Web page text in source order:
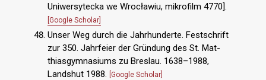
Uniwersytecka we Wrocławiu, mikrofilm 4770].
[Google Scholar]
Unser Weg durch die Jahrhunderte. Festschrift
zur 350. Jahrfeier der Gründung des St. Mat-
thiasgymnasiums zu Breslau. 1638–1988,
Landshut 1988. [Google Scholar]